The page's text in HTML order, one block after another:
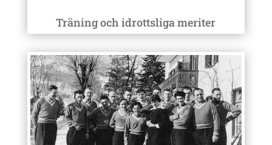
Träning och idrottsliga meriter